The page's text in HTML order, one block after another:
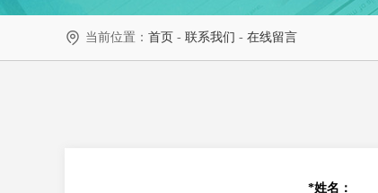
当前位置： 首页 - 联系我们 - 在线留言
*姓名：